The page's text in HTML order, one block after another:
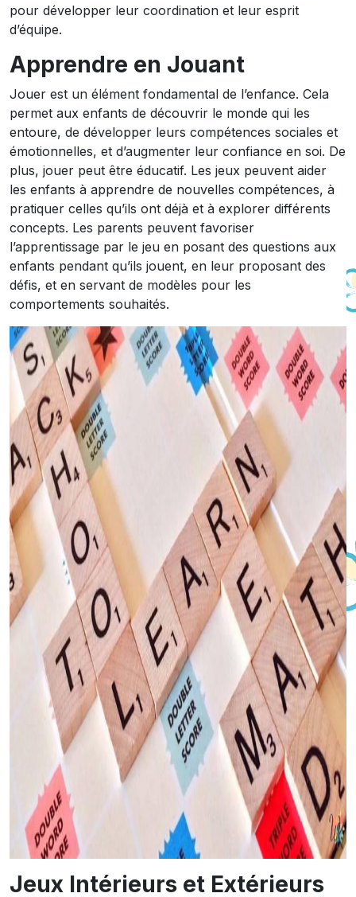
pour développer leur coordination et leur esprit
d’équipe.
Apprendre en Jouant
Jouer est un élément fondamental de l’enfance. Cela
permet aux enfants de découvrir le monde qui les
entoure, de développer leurs compétences sociales et
émotionnelles, et d’augmenter leur confiance en soi. De
plus, jouer peut être éducatif. Les jeux peuvent aider
les enfants à apprendre de nouvelles compétences, à
pratiquer celles qu’ils ont déjà et à explorer différents
concepts. Les parents peuvent favoriser
l’apprentissage par le jeu en posant des questions aux
enfants pendant qu’ils jouent, en leur proposant des
défis, et en servant de modèles pour les
comportements souhaités.
Jeux Intérieurs et Extérieurs